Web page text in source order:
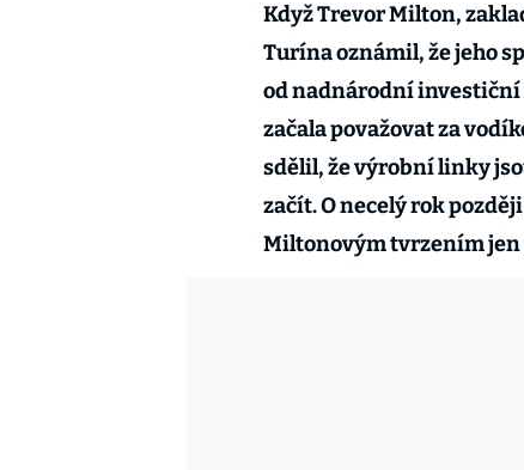
Když Trevor Milton,
Turína oznámil, že jeho
od nadnárodní
začala považovat za
sdělil, že výrobní linky
začít. O necelý rok
Miltonovým tvrzením jen